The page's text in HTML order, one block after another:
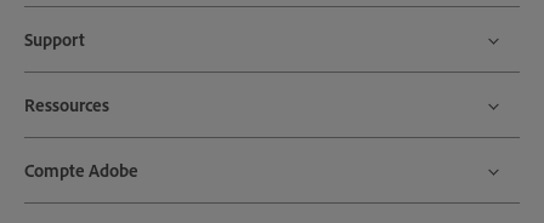
Support
Ressources
Compte Adobe